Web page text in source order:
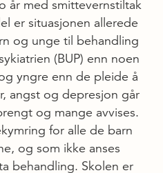
år med smittevernstiltak
er situasjonen allerede
og unge til behandling
(BUP) enn noen
yngre enn de pleide å
angst og depresjon går
og mange avvises.
for alle de barn
og som ikke anses
behandling. Skolen er